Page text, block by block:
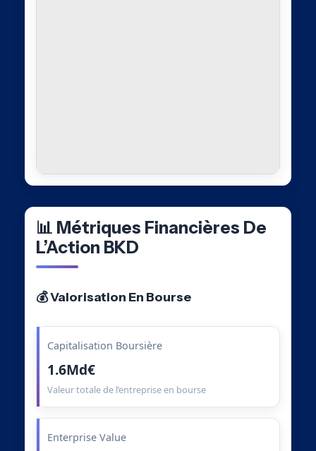
📊 Métriques Financières De
L’Action BKD
💰 Valorisation En Bourse
Capitalisation Boursière
1.6Md€
Valeur totale de l’entreprise en bourse
Enterprise Value